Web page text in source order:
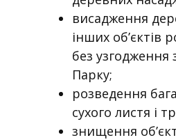
висадження
інших об’єктів
без узгодження
Парку;
розведення
сухого листя і
знищення